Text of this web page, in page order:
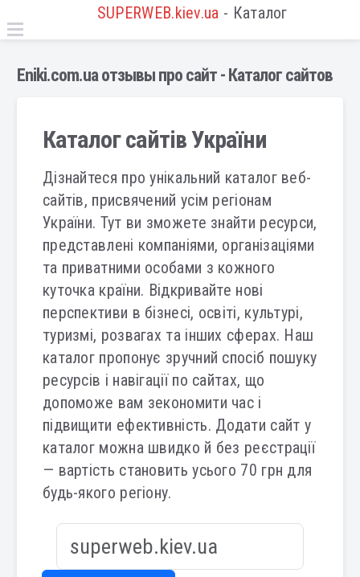
SUPERWEB.kiev.ua - Каталог
Eniki.com.ua отзывы про сайт - Каталог сайтов
Каталог сайтів України
Дізнайтеся про унікальний каталог веб-
сайтів, присвячений усім регіонам
України. Тут ви зможете знайти ресурси,
представлені компаніями, організаціями
та приватними особами з кожного
куточка країни. Відкривайте нові
перспективи в бізнесі, освіті, культурі,
туризмі, розвагах та інших сферах. Наш
каталог пропонує зручний спосіб пошуку
ресурсів і навігації по сайтах, що
допоможе вам зекономити час і
підвищити ефективність. Додати сайт у
каталог можна швидко й без реєстрації
— вартість становить усього 70 грн для
будь-якого регіону.